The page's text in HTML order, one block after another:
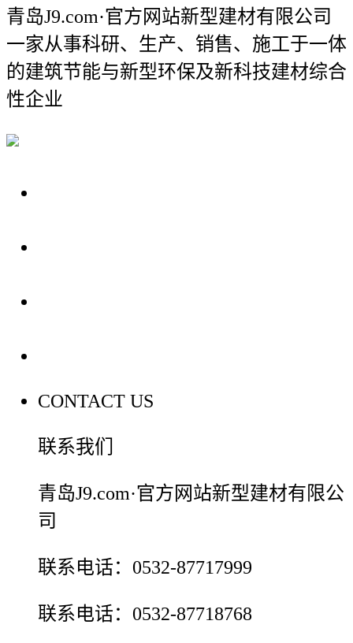
青岛J9.com·官方网站新型建材有限公司
一家从事科研、生产、销售、施工于一体
的建筑节能与新型环保及新科技建材综合
性企业
CONTACT US
联系我们
青岛J9.com·官方网站新型建材有限公
司
联系电话：0532-87717999
联系电话：0532-87718768